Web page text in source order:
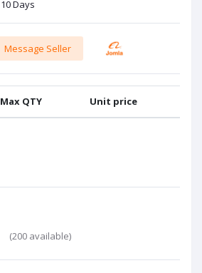
10 Days
Message Seller
Max QTY Unit price
(200 available)